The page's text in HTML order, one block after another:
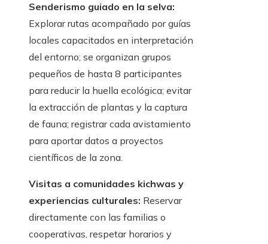
Senderismo guiado en la selva:
Explorar rutas acompañado por guías
locales capacitados en interpretación
del entorno; se organizan grupos
pequeños de hasta 8 participantes
para reducir la huella ecológica; evitar
la extracción de plantas y la captura
de fauna; registrar cada avistamiento
para aportar datos a proyectos
científicos de la zona.
Visitas a comunidades kichwas y
experiencias culturales: Reservar
directamente con las familias o
cooperativas, respetar horarios y